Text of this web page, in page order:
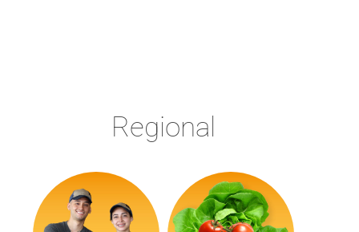
Regional